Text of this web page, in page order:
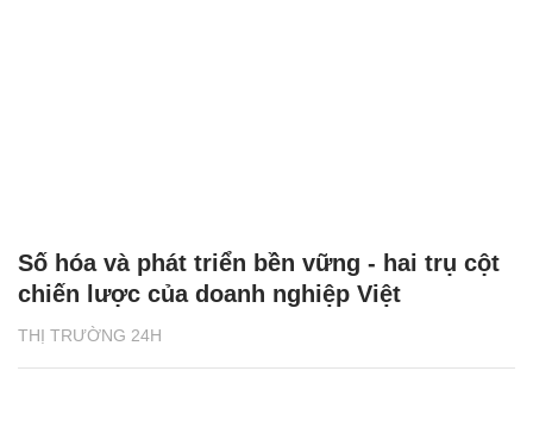
THỊ TRƯỜNG 24H
Số hóa và phát triển bền vững - hai trụ cột
chiến lược của doanh nghiệp Việt